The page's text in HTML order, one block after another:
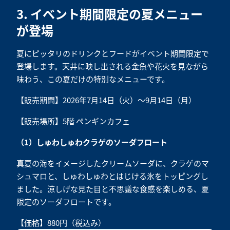
3. イベント期間限定の夏メニュー
が登場
夏にピッタリのドリンクとフードがイベント期間限定で
登場します。天井に映し出される金魚や花火を見ながら
味わう、この夏だけの特別なメニューです。
【販売期間】2026年7月14日（火）～9月14日（月）
【販売場所】5階 ペンギンカフェ
（1）しゅわしゅわクラゲのソーダフロート
真夏の海をイメージしたクリームソーダに、クラゲのマ
シュマロと、しゅわしゅわとはじける氷をトッピングし
ました。涼しげな見た目と不思議な食感を楽しめる、夏
限定のソーダフロートです。
【価格】880円（税込み）